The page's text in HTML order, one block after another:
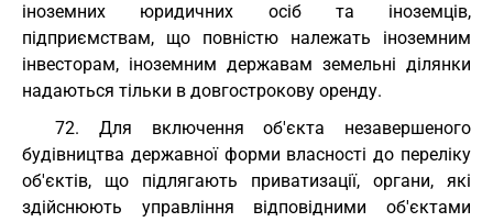
іноземних юридичних осіб та іноземців,
підприємствам, що повністю належать іноземним
інвесторам, іноземним державам земельні ділянки
надаються тільки в довгострокову оренду.
72. Для включення об'єкта незавершеного
будівництва державної форми власності до переліку
об'єктів, що підлягають приватизації, органи, які
здійснюють управління відповідними об'єктами